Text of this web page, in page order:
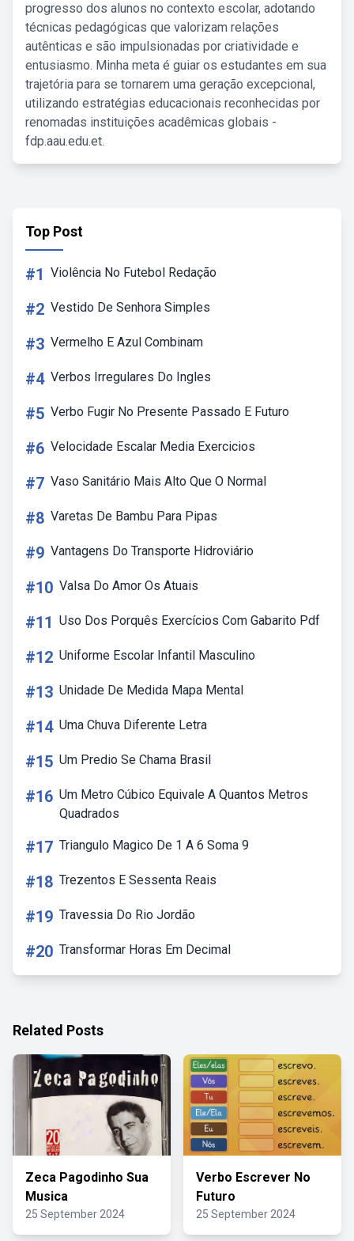
progresso dos alunos no contexto escolar, adotando
técnicas pedagógicas que valorizam relações
autênticas e são impulsionadas por criatividade e
entusiasmo. Minha meta é guiar os estudantes em sua
trajetória para se tornarem uma geração excepcional,
utilizando estratégias educacionais reconhecidas por
renomadas instituições acadêmicas globais -
fdp.aau.edu.et.
Top Post
#1 Violência No Futebol Redação
#2 Vestido De Senhora Simples
#3 Vermelho E Azul Combinam
#4 Verbos Irregulares Do Ingles
#5 Verbo Fugir No Presente Passado E Futuro
#6 Velocidade Escalar Media Exercicios
#7 Vaso Sanitário Mais Alto Que O Normal
#8 Varetas De Bambu Para Pipas
#9 Vantagens Do Transporte Hidroviário
#10 Valsa Do Amor Os Atuais
#11 Uso Dos Porquês Exercícios Com Gabarito Pdf
#12 Uniforme Escolar Infantil Masculino
#13 Unidade De Medida Mapa Mental
#14 Uma Chuva Diferente Letra
#15 Um Predio Se Chama Brasil
#16 Um Metro Cúbico Equivale A Quantos Metros
Quadrados
#17 Triangulo Magico De 1 A 6 Soma 9
#18 Trezentos E Sessenta Reais
#19 Travessia Do Rio Jordão
#20 Transformar Horas Em Decimal
Related Posts
Zeca Pagodinho Sua
Musica
25 September 2024
Verbo Escrever No
Futuro
25 September 2024